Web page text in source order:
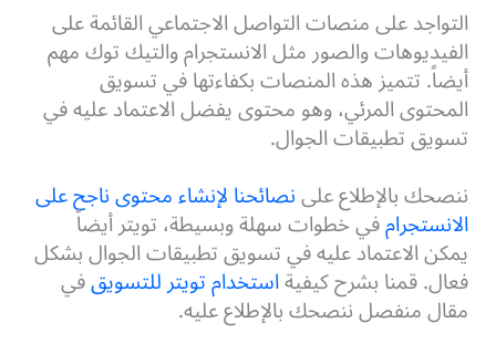
التواجد على منصات التواصل الاجتماعي القائمة على
الفيديوهات والصور مثل الانستجرام والتيك توك مهم
أيضاً. تتميز هذه المنصات بكفاءتها في تسويق
المحتوى المرئي، وهو محتوى يفضل الاعتماد عليه في
تسويق تطبيقات الجوال.
ننصحك بالإطلاع علىنصائحنا لإنشاء محتوى ناجح على
الانستجرامفي خطوات سهلة وبسيطة، تويتر أيضاً
يمكن الاعتماد عليه في تسويق تطبيقات الجوال بشكل
فعال. قمنا بشرح كيفيةاستخدام تويتر للتسويقفي
مقال منفصل ننصحك بالإطلاع عليه.